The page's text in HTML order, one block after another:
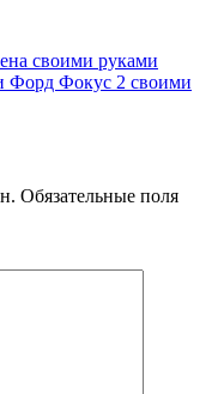
своими руками
Форд Фокус 2 своими
Обязательные поля